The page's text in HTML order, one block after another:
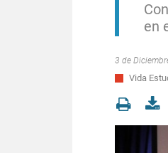
en
3 de
Vida